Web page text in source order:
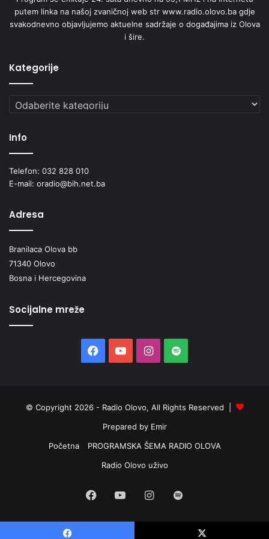
putem linka na našoj zvaničnoj web str www.radio.olovo.ba gdje
svakodnevno objavljujemo aktuelne sadržaje o događajima iz Olova
i šire.
Kategorije
Kategorije
Info
Telefon: 032 828 010
E-mail: oradio@bih.net.ba
Adresa
Branilaca Olova bb
71340 Olovo
Bosna i Hercegovina
Socijalne mreže
Facebook
YouTubeInstagram
Spotify
© Copyright 2026 - Radio Olovo, All Rights Reserved |
Prepared by Emir
Početna
PROGRAMSKA ŠEMA RADIO OLOVA
Radio Olovo uživo
Facebook
YouTubeInstagram
Spotify